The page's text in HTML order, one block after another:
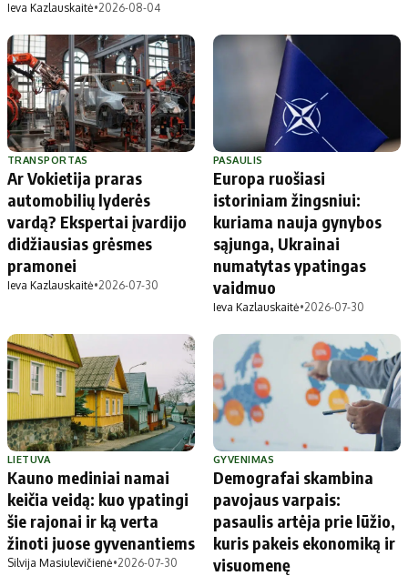
Ieva Kazlauskaitė•2026-08-04
TRANSPORTAS
Ar Vokietija praras
automobilių lyderės
vardą? Ekspertai įvardijo
didžiausias grėsmes
pramonei
Ieva Kazlauskaitė•2026-07-30
PASAULIS
Europa ruošiasi
istoriniam žingsniui:
kuriama nauja gynybos
sąjunga, Ukrainai
numatytas ypatingas
vaidmuo
Ieva Kazlauskaitė•2026-07-30
LIETUVA
Kauno mediniai namai
keičia veidą: kuo ypatingi
šie rajonai ir ką verta
žinoti juose gyvenantiems
Silvija Masiulevičienė•2026-07-30
GYVENIMAS
Demografai skambina
pavojaus varpais:
pasaulis artėja prie lūžio,
kuris pakeis ekonomiką ir
visuomenę